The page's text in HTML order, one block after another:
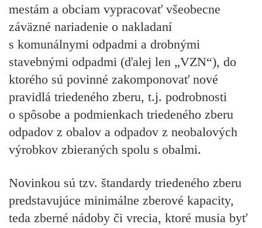
mestám a obciam vypracovať všeobecne
záväzné nariadenie o nakladaní
s komunálnymi odpadmi a drobnými
stavebnými odpadmi (ďalej len „VZN“), do
ktorého sú povinné zakomponovať nové
pravidlá triedeného zberu, t.j. podrobnosti
o spôsobe a podmienkach triedeného zberu
odpadov z obalov a odpadov z neobalových
výrobkov zbieraných spolu s obalmi.
Novinkou sú tzv. štandardy triedeného zberu
predstavujúce minimálne zberové kapacity,
teda zberné nádoby či vrecia, ktoré musia byť